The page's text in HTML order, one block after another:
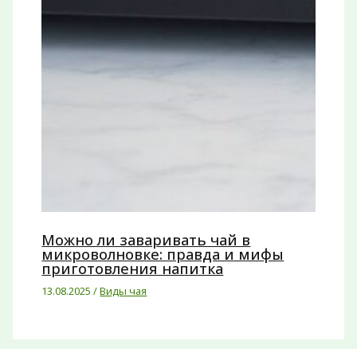
Можно ли заваривать чай в
микроволновке: правда и мифы
приготовления напитка
13.08.2025/Виды чая